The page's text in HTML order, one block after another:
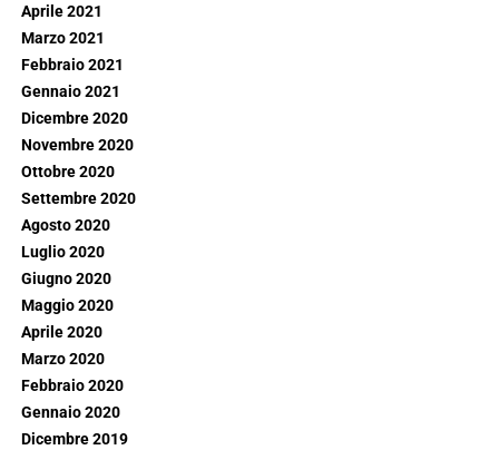
Aprile 2021
Marzo 2021
Febbraio 2021
Gennaio 2021
Dicembre 2020
Novembre 2020
Ottobre 2020
Settembre 2020
Agosto 2020
Luglio 2020
Giugno 2020
Maggio 2020
Aprile 2020
Marzo 2020
Febbraio 2020
Gennaio 2020
Dicembre 2019